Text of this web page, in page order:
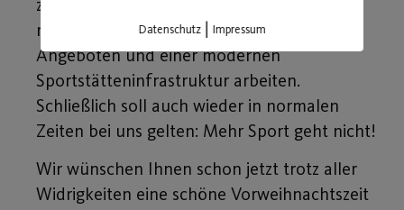
zusichern, dass wir bereits jetzt an vielen
nachhaltigen Neuerungen, Trends,
Angeboten und einer modernen
Sportstätteninfrastruktur arbeiten.
Schließlich soll auch wieder in normalen
Zeiten bei uns gelten: Mehr Sport geht nicht!
Wir wünschen Ihnen schon jetzt trotz aller
Widrigkeiten eine schöne Vorweihnachtszeit
Datenschutz| Impressum